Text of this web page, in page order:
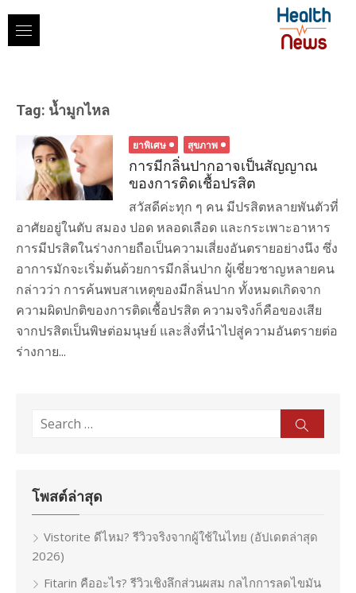
content
Tag: น้ำมูกไหล
ยาพิเศษ สุขภาพ
การมีกลิ่นปากอาจเป็นสัญญาณ
ของการติดเชื้อปรสิต
สวัสดีค่ะทุก ๆ คน มีปรสิตหลายพันตัวที่
อาศัยอยู่ในตับ สมอง ปอด หลอดเลือด และกระเพาะอาหาร
การมีปรสิตในร่างกายถือเป็นความเสี่ยงอันตรายอย่างนึง ซึ่ง
อาการมักจะเริ่มต้นด้วยการมีกลิ่นปาก ผู้เชี่ยวชาญหลายคน
กล่าวว่า การค้นพบสาเหตุของมีกลิ่นปาก ทั้งหมดเกิดจาก
ความผิดปกติของการติดเชื้อปรสิต ความจริงก็คือของเสีย
จากปรสิตเป็นพิษต่อมนุษย์ และสิ่งที่นำไปสู่ความอันตรายต่อ
ร่างกาย...
Search
โพสต์ล่าสุด
Vistorite ดีไหม? รีวิวจริงจากผู้ใช้ในไทย (อัปเดตล่าสุด
2026)
Fitarin คืออะไร? รีวิวเชิงลึกส่วนผสม กลไกการลดไขมัน